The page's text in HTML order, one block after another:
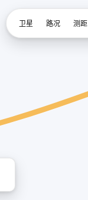
卫星 路况 测距